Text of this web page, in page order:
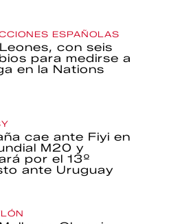
ESPAÑOLAS
con seis
para medirse a
en la Nations
cae ante Fiyi en
M20 y
por el 13º
ante Uruguay